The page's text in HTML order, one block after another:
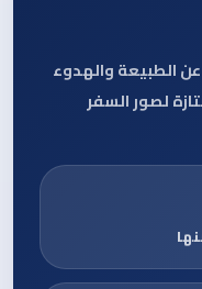
الطبيعة والهدوء
لصور السفر